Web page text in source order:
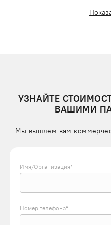
снижение доли ручного
ОСОБЕННОСТИ МАЛЫХ
ПОДЪЁМЛИФТ
металлоконструкцию,
Лифт может быть с
блюд, медицинских
УЗНАЙТЕ
ВАШИМИ
Мы вышлем вам
Имя/Организация*
Номер телефона*